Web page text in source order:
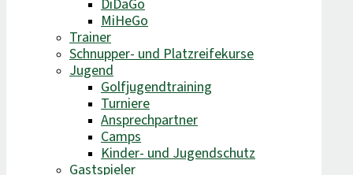
DiDaGo
MiHeGo
Trainer
Schnupper- und Platzreifekurse
Jugend
Golfjugendtraining
Turniere
Ansprechpartner
Camps
Kinder- und Jugendschutz
Gastspieler